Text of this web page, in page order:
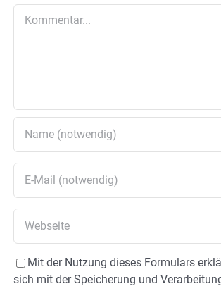
Mit der Nutzung dieses Formulars
sich mit der Speicherung und